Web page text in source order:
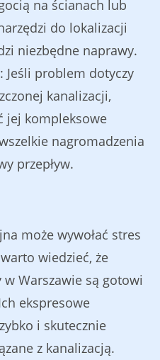
na ścianach lub
do lokalizacji
niezbędne naprawy.
Jeśli problem dotyczy
kanalizacji,
jej kompleksowe
nagromadzenia
przepływ.
może wywołać stres
wiedzieć, że
Warszawie są gotowi
ekspresowe
i skutecznie
z kanalizacją.